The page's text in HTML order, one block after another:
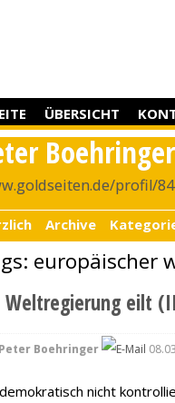
ÜBERSICHT
Boehringer
profil/
Archive
europäischer
Weltregierung eilt
Peter Boehringer
nicht